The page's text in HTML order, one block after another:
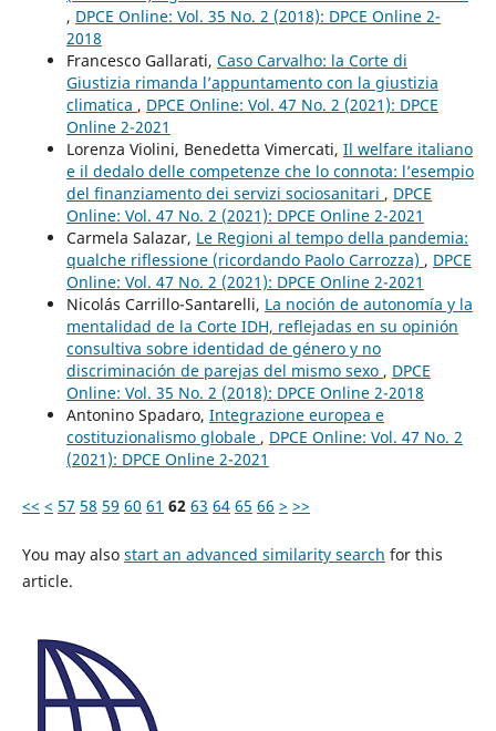
, DPCE Online: Vol. 35 No. 2 (2018): DPCE Online 2-
2018
Francesco Gallarati, Caso Carvalho: la Corte di
Giustizia rimanda l’appuntamento con la giustizia
climatica , DPCE Online: Vol. 47 No. 2 (2021): DPCE
Online 2-2021
Lorenza Violini, Benedetta Vimercati, Il welfare italiano
e il dedalo delle competenze che lo connota: l’esempio
del finanziamento dei servizi sociosanitari , DPCE
Online: Vol. 47 No. 2 (2021): DPCE Online 2-2021
Carmela Salazar, Le Regioni al tempo della pandemia:
qualche riflessione (ricordando Paolo Carrozza) , DPCE
Online: Vol. 47 No. 2 (2021): DPCE Online 2-2021
Nicolás Carrillo-Santarelli, La noción de autonomía y la
mentalidad de la Corte IDH, reflejadas en su opinión
consultiva sobre identidad de género y no
discriminación de parejas del mismo sexo , DPCE
Online: Vol. 35 No. 2 (2018): DPCE Online 2-2018
Antonino Spadaro, Integrazione europea e
costituzionalismo globale , DPCE Online: Vol. 47 No. 2
(2021): DPCE Online 2-2021
<< < 57 58 59 60 61 62 63 64 65 66 > >>
You may also start an advanced similarity search for this
article.